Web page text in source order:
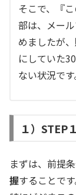
そこで、『
部は、メー
めましたが
にしていた
ない状況です
１）STEP
まずは、前提
握することです